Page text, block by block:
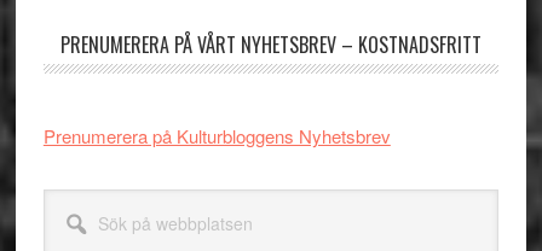
PRENUMERERA PÅ VÅRT NYHETSBREV – KOSTNADSFRITT
Prenumerera på Kulturbloggens Nyhetsbrev